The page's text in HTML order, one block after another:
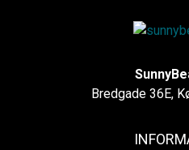
Bredgade 36E,